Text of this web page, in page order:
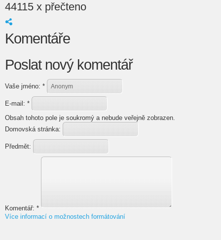
44115 x přečteno
Komentáře
Poslat nový komentář
Vaše jméno: *
E-mail: *
Obsah tohoto pole je soukromý a nebude veřejně zobrazen.
Domovská stránka:
Předmět:
Komentář: *
Více informací o možnostech formátování